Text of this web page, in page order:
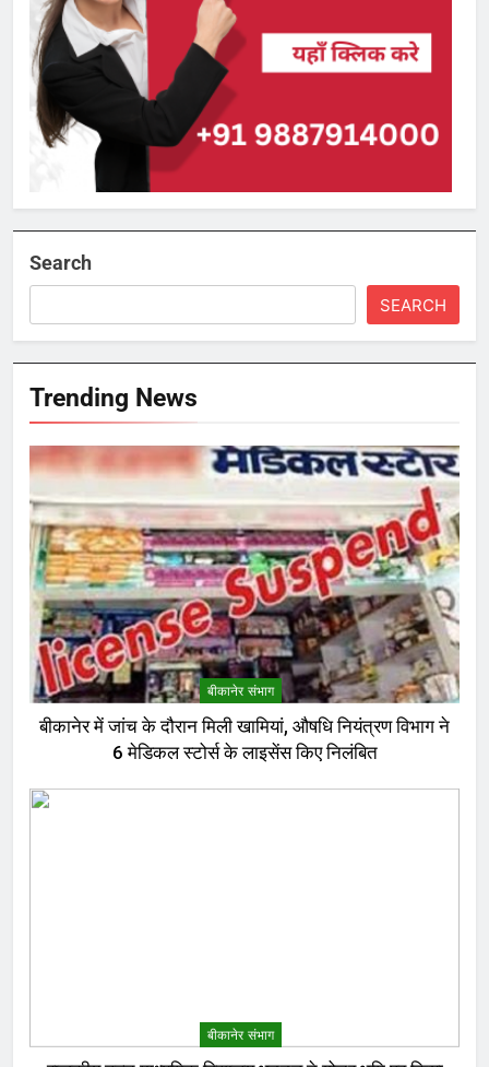
Search
SEARCH
Trending News
बीकानेर संभाग
बीकानेर में जांच के दौरान मिली खामियां, औषधि नियंत्रण विभाग ने
6 मेडिकल स्टोर्स के लाइसेंस किए निलंबित
बीकानेर संभाग